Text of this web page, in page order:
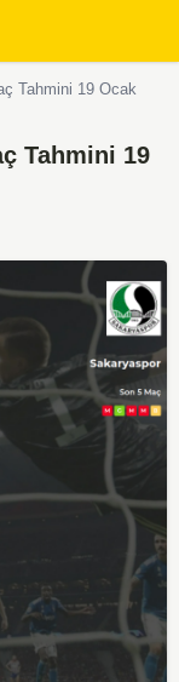
Tahmini 19 Ocak
Tahmini 19